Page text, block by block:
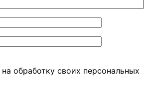
обработку своих персональных